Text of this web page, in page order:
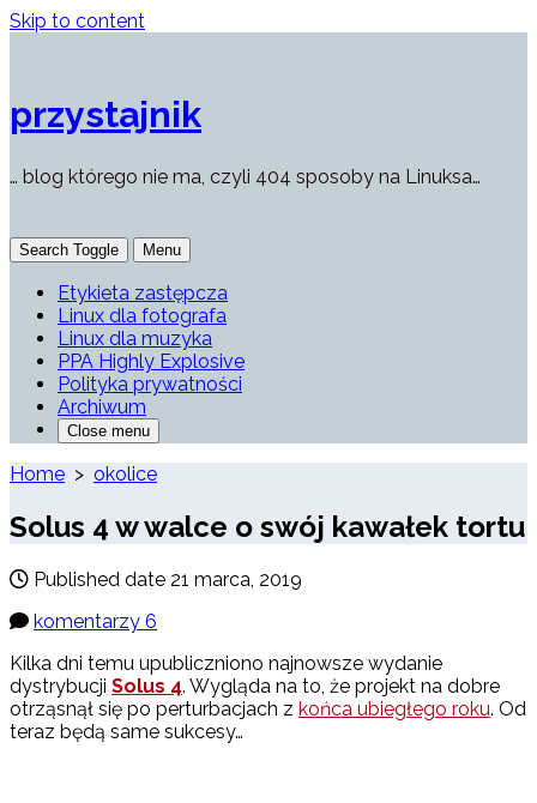
Skip to content
przystajnik
… blog którego nie ma, czyli 404 sposoby na Linuksa…
Search Toggle Menu
Etykieta zastępcza
Linux dla fotografa
Linux dla muzyka
PPA Highly Explosive
Polityka prywatności
Archiwum
Close menu
Home > okolice
Solus 4 w walce o swój kawałek tortu
Published date 21 marca, 2019
komentarzy 6
Kilka dni temu upubliczniono najnowsze wydanie
dystrybucji Solus 4. Wygląda na to, że projekt na dobre
otrząsnął się po perturbacjach z końca ubiegłego roku. Od
teraz będą same sukcesy…